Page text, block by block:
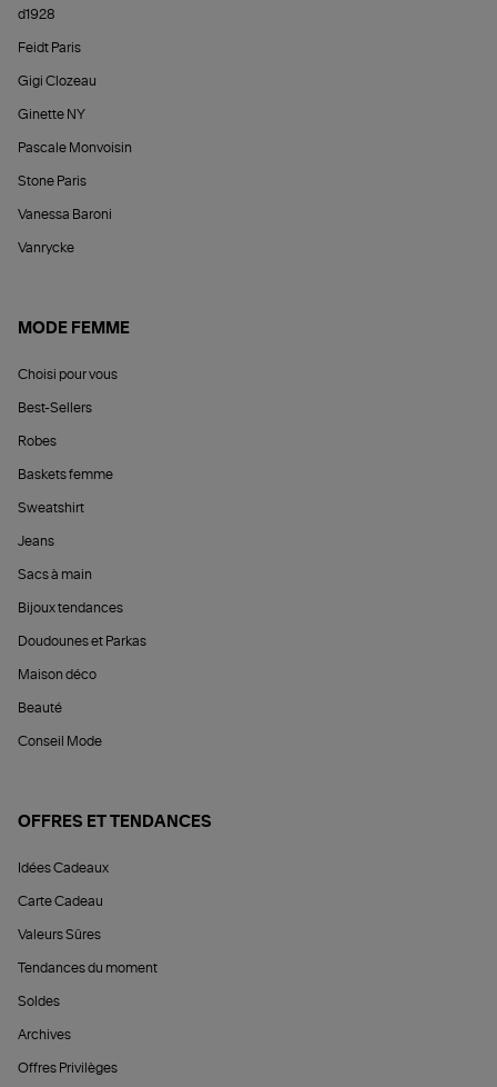
d1928
Feidt Paris
Gigi Clozeau
Ginette NY
Pascale Monvoisin
Stone Paris
Vanessa Baroni
Vanrycke
MODE FEMME
Choisi pour vous
Best-Sellers
Robes
Baskets femme
Sweatshirt
Jeans
Sacs à main
Bijoux tendances
Doudounes et Parkas
Maison déco
Beauté
Conseil Mode
OFFRES ET TENDANCES
Idées Cadeaux
Carte Cadeau
Valeurs Sûres
Tendances du moment
Soldes
Archives
Offres Privilèges